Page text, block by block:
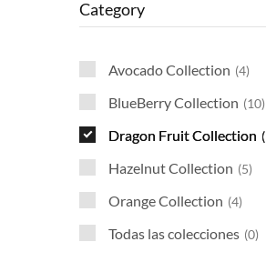
calle
en
Category
Avocado Collection 4
BlueBerry Collection 10
Dragon Fruit Collection
Hazelnut Collection 5
Orange Collection 4
Todas las colecciones 0